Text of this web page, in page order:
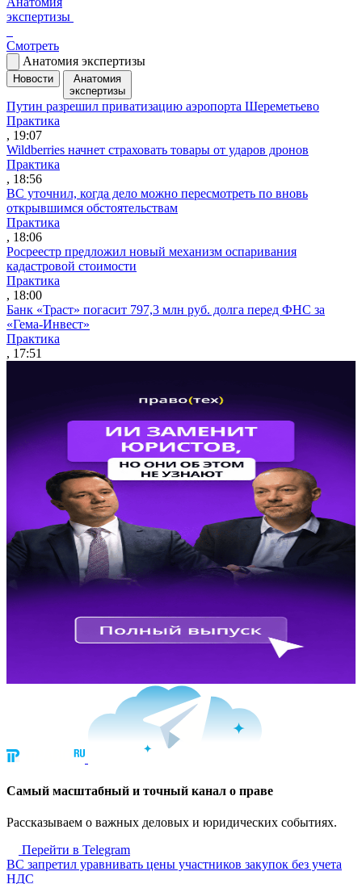
экспертизы
Смотреть
Анатомия экспертизы
Новости
Анатомия
экспертизы
Путин разрешил приватизацию аэропорта Шереметьево
Практика
, 19:07
Wildberries начнет страховать товары от ударов дронов
Практика
, 18:56
ВС уточнил, когда дело можно пересмотреть по вновь
открывшимся обстоятельствам
Практика
, 18:06
Росреестр предложил новый механизм оспаривания
кадастровой стоимости
Практика
, 18:00
Банк «Траст» погасит 797,3 млн руб. долга перед ФНС за
«Гема-Инвест»
Практика
, 17:51
Cамый масштабный и точный канал о праве
Рассказываем о важных деловых и юридических событиях.
Перейти в Telegram
ВС запретил уравнивать цены участников закупок без учета
НДС